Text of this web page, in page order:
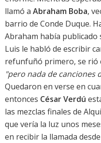
llamó a Abraham Boba,
barrio de Conde Duque.
Abraham había publicado
Luis le habló de escribir
refunfuñó primero, se rió
"pero nada de canciones
Quedaron en verse en
entonces César Verdú
las mezclas finales de
que vería la luz unos
en recibir la llamada